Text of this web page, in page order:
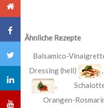
Ähnliche Rezepte
Balsamico-
Dressing (hell)
,
Orangen-